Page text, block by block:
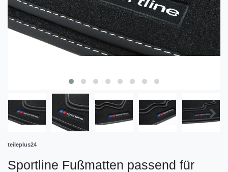
teileplus24
Sportline Fußmatten passend für